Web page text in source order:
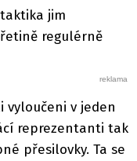
jim
regulérně
vyloučeni v jeden
reprezentanti tak
přesilovky. Ta se